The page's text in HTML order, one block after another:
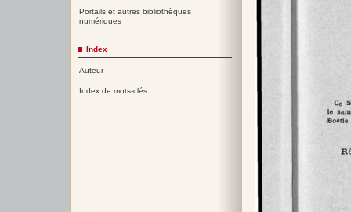
Portails et autres bibliothèques
numériques
Index
Auteur
Index de mots-clés